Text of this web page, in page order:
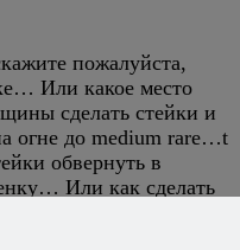
пожалуйста,
Или какое место
сделать стейки и
огне до medium rare…t
обвернуть в
Или как сделать